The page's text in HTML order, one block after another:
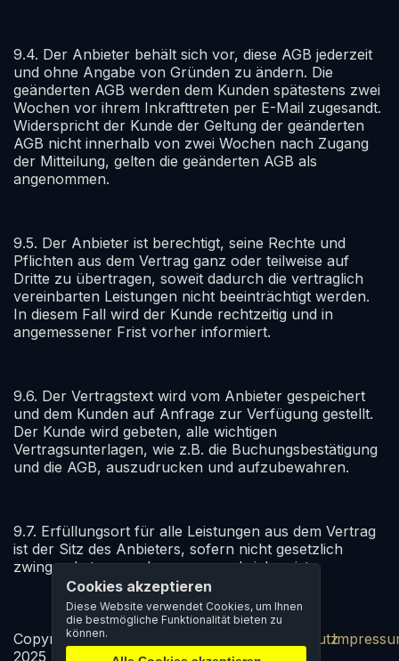
9.4. Der Anbieter behält sich vor, diese AGB jederzeit
und ohne Angabe von Gründen zu ändern. Die
geänderten AGB werden dem Kunden spätestens zwei
Wochen vor ihrem Inkrafttreten per E-Mail zugesandt.
Widerspricht der Kunde der Geltung der geänderten
AGB nicht innerhalb von zwei Wochen nach Zugang
der Mitteilung, gelten die geänderten AGB als
angenommen.
9.5. Der Anbieter ist berechtigt, seine Rechte und
Pflichten aus dem Vertrag ganz oder teilweise auf
Dritte zu übertragen, soweit dadurch die vertraglich
vereinbarten Leistungen nicht beeinträchtigt werden.
In diesem Fall wird der Kunde rechtzeitig und in
angemessener Frist vorher informiert.
9.6. Der Vertragstext wird vom Anbieter gespeichert
und dem Kunden auf Anfrage zur Verfügung gestellt.
Der Kunde wird gebeten, alle wichtigen
Vertragsunterlagen, wie z.B. die Buchungsbestätigung
und die AGB, auszudrucken und aufzubewahren.
9.7. Erfüllungsort für alle Leistungen aus dem Vertrag
ist der Sitz des Anbieters, sofern nicht gesetzlich
zwingend etwas anderes vorgeschrieben ist.
Copyright
2025
Platz
buchen
Datenschutz
Cookies akzeptieren
Diese Website verwendet Cookies, um Ihnen
die bestmögliche Funktionalität bieten zu
können.